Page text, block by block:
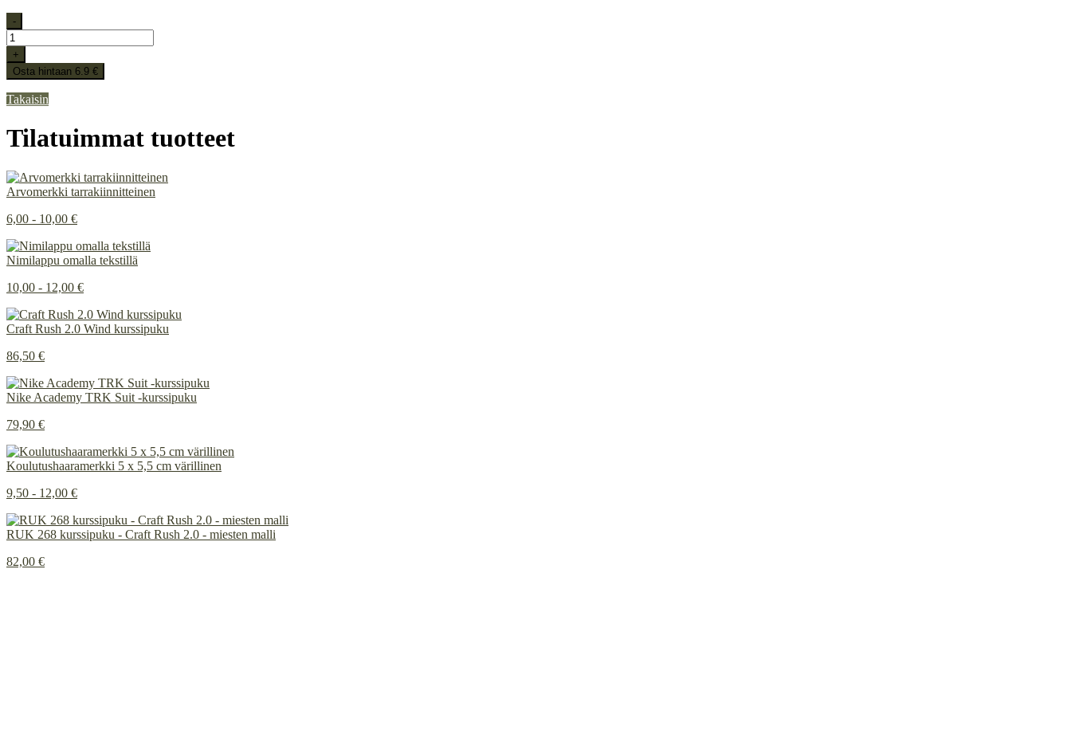
-
+
Osta hintaan 6.9 €
Takaisin
Tilatuimmat tuotteet
Arvomerkki tarrakiinnitteinen
6,00 - 10,00 €
Nimilappu omalla tekstillä
10,00 - 12,00 €
Craft Rush 2.0 Wind kurssipuku
86,50 €
Nike Academy TRK Suit -kurssipuku
79,90 €
Koulutushaaramerkki 5 x 5,5 cm värillinen
9,50 - 12,00 €
RUK 268 kurssipuku - Craft Rush 2.0 - miesten malli
82,00 €